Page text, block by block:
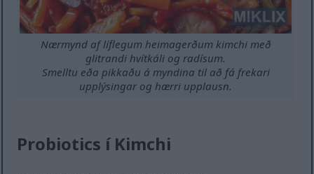
Nærmynd af líflegum heimagerðum kimchi með
glitrandi hvítkáli og radísum.
Smelltu eða pikkaðu á myndina til að fá frekari
upplýsingar og hærri upplausn.
Probiotics í Kimchi